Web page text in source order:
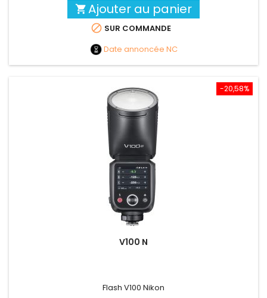
 Ajouter au panier
 SUR COMMANDE
Date annoncée NC
-20,58%
V100 N
Flash V100 Nikon